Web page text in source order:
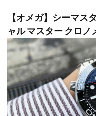
【オメガ】シーマス
ャル マスター クロノ